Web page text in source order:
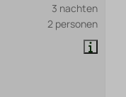
3 nachten
2 personen